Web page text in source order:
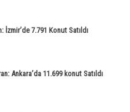
İzmir’de 7.791 Konut Satıldı
Ankara’da 11.699 konut Satıldı